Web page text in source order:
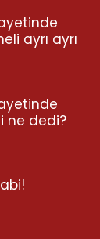
ayrı ayrı
ne dedi?